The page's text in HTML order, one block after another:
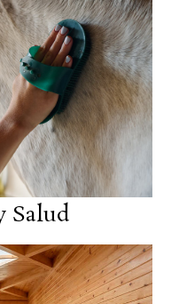
Salud